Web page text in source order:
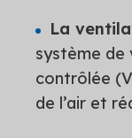
La
système de
contrôlée
de l’air et